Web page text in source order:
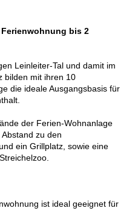
bis 2
Leinleiter-Tal und damit im
bilden mit ihren 10
die ideale Ausgangsbasis für
der Ferien-Wohnanlage
zu den
ein Grillplatz, sowie eine
ist ideal geeignet für